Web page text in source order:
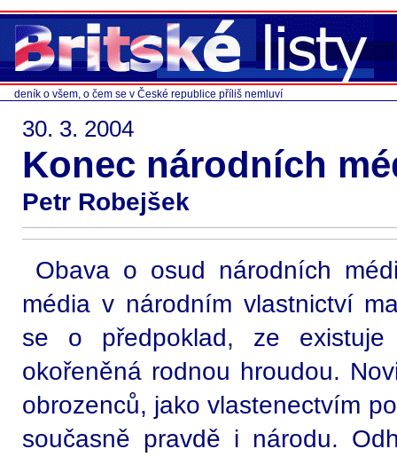
deník o všem, o čem se v České republice příliš nemluví
30. 3. 2004
Konec národních
Petr Robejšek
Obava o osud národních
média v národním vlastnictví
se o předpoklad, ze
okořeněná rodnou hroudou.
obrozenců, jako vlastenectvím
současně pravdě i národu.